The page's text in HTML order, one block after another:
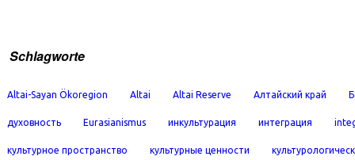
Schlagworte
Altai-Sayan Ökoregion Altai Altai Reserve Алтайский край
духовность Eurasianismus инкультурация интеграция
культурное пространство культурные ценности